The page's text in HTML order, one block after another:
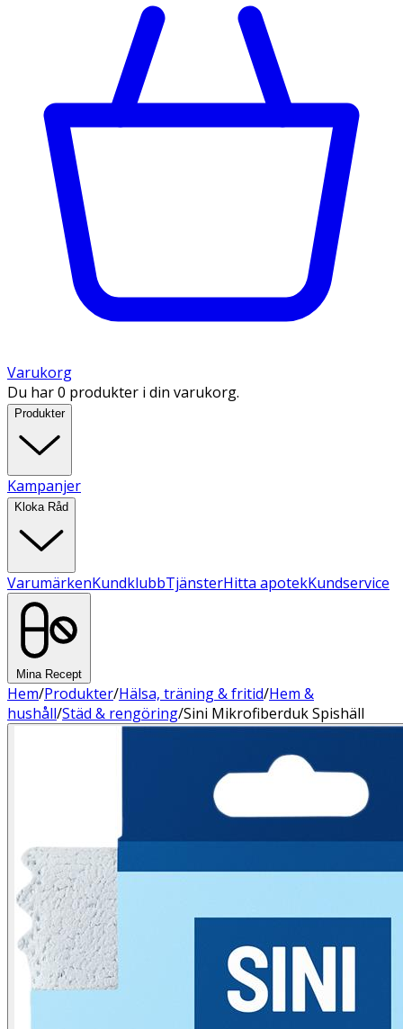
Varukorg
Du har 0 produkter i din varukorg.
Produkter
Kampanjer
Kloka Råd
VarumärkenKundklubbTjänsterHitta apotekKundservice
Mina Recept
Hem/Produkter/Hälsa, träning & fritid/Hem &
hushåll/Städ & rengöring/Sini Mikrofiberduk Spishäll